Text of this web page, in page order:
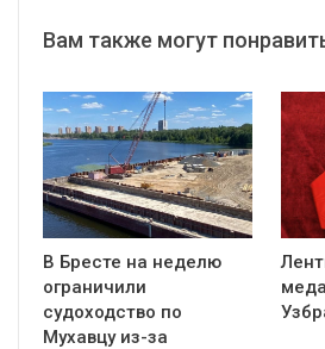
Вам также могут
В Бресте на неделю
ограничили
судоходство по
Мухавцу из-за